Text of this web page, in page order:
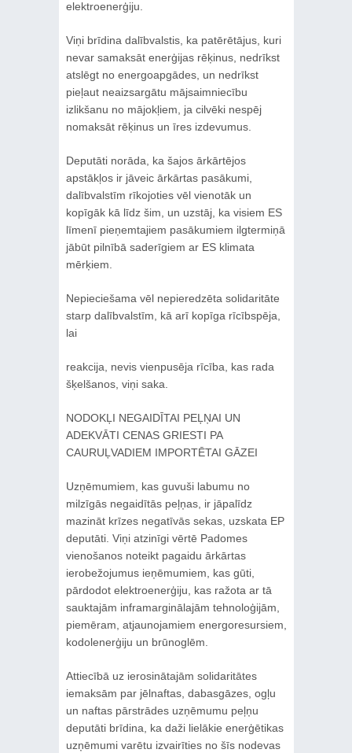
elektroenerģiju.
Viņi brīdina dalībvalstis, ka patērētājus, kuri
nevar samaksāt enerģijas rēķinus, nedrīkst
atslēgt no energoapgādes, un nedrīkst
pieļaut neaizsargātu mājsaimniecību
izlikšanu no mājokļiem, ja cilvēki nespēj
nomaksāt rēķinus un īres izdevumus.
Deputāti norāda, ka šajos ārkārtējos
apstākļos ir jāveic ārkārtas pasākumi,
dalībvalstīm rīkojoties vēl vienotāk un
kopīgāk kā līdz šim, un uzstāj, ka visiem ES
līmenī pieņemtajiem pasākumiem ilgtermiņā
jābūt pilnībā saderīgiem ar ES klimata
mērķiem.
Nepieciešama vēl nepieredzēta solidaritāte
starp dalībvalstīm, kā arī kopīga rīcībspēja,
lai
reakcija, nevis vienpusēja rīcība, kas rada
šķelšanos, viņi saka.
NODOKĻI NEGAIDĪTAI PEĻŅAI UN
ADEKVĀTI CENAS GRIESTI PA
CAURUĻVADIEM IMPORTĒTAI GĀZEI
Uzņēmumiem, kas guvuši labumu no
milzīgās negaidītās peļņas, ir jāpalīdz
mazināt krīzes negatīvās sekas, uzskata EP
deputāti. Viņi atzinīgi vērtē Padomes
vienošanos noteikt pagaidu ārkārtas
ierobežojumus ieņēmumiem, kas gūti,
pārdodot elektroenerģiju, kas ražota ar tā
sauktajām inframarginālajām tehnoloģijām,
piemēram, atjaunojamiem energoresursiem,
kodolenerģiju un brūnoglēm.
Attiecībā uz ierosinātajām solidaritātes
iemaksām par jēlnaftas, dabasgāzes, ogļu
un naftas pārstrādes uzņēmumu peļņu
deputāti brīdina, ka daži lielākie enerģētikas
uzņēmumi varētu izvairīties no šīs nodevas